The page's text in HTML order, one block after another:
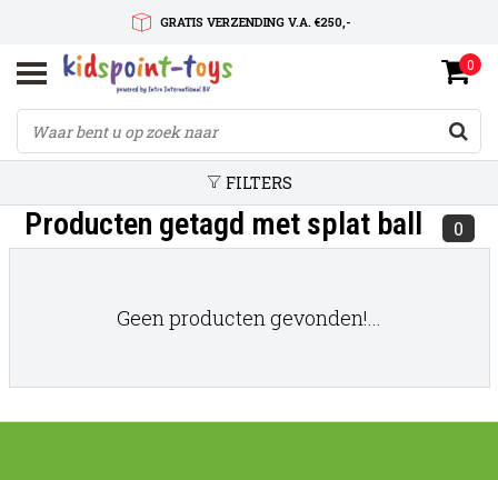
GRATIS VERZENDING V.A. €250,-
SNELLE LEVERTIJD
SERVICE OP MAAT
0
FILTERS
Producten getagd met splat ball 0
Geen producten gevonden!...